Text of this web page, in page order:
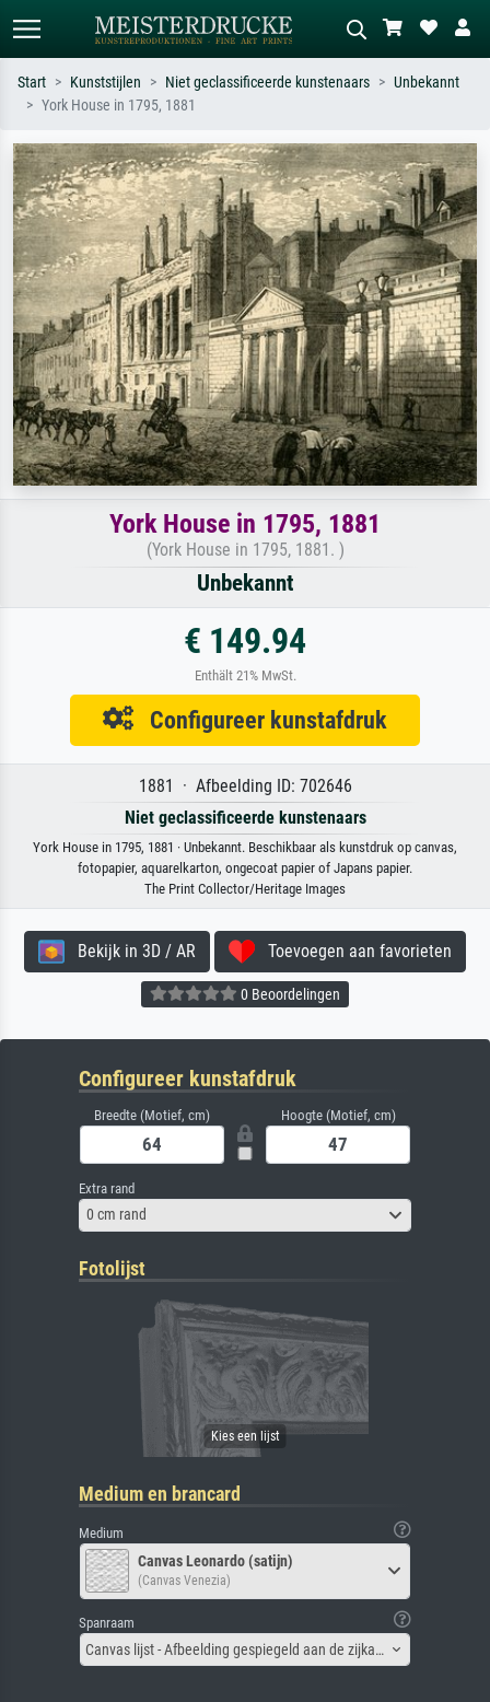
Zoek op kunstenaar, titel of stijl – bijv.
Monet, Sterrennacht, impressionisme,
Hokusai-golf, naakt.
Beschrijf de scène – bijv. groene
weide, abstract met veel rood, donker
olieverfschilderij, staand naakt naast
een boom.
Start Kunststijlen Niet geclassificeerde kunstenaars
Unbekannt
York House in 1795, 1881
York House in 1795, 1881
(York House in 1795, 1881. )
Unbekannt
€ 149.94
Enthält 21% MwSt.
Configureer kunstafdruk
1881 · Afbeelding ID: 702646
Niet geclassificeerde kunstenaars
York House in 1795, 1881 · Unbekannt. Beschikbaar als kunstdruk op canvas,
fotopapier, aquarelkarton, ongecoat papier of Japans papier.
The Print Collector/Heritage Images
Bekijk in 3D / AR Toevoegen aan favorieten
0 Beoordelingen
Configureer kunstafdruk
Breedte (Motief, cm) Hoogte (Motief, cm)
Extra rand
0 cm rand
Fotolijst
Medium en brancard
Medium
Canvas Leonardo (satijn)
(Canvas Venezia)
Spanraam
Canvas lijst - Afbeelding gespiegeld aan de zijkant